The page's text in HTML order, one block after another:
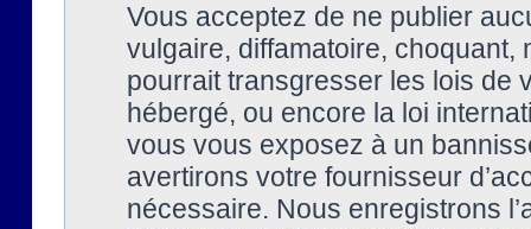
Vous acceptez de ne publier
vulgaire, diffamatoire, choquant,
pourrait transgresser les lois de
hébergé, ou encore la loi
vous vous exposez à un
avertirons votre fournisseur
nécessaire. Nous enregistrons